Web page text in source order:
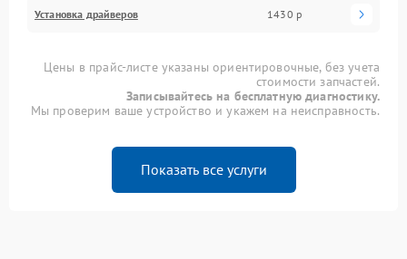
Установка драйверов 1430 р
Цены в прайс-листе указаны ориентировочные, без учета
стоимости запчастей.
Записывайтесь на бесплатную диагностику.
Мы проверим ваше устройство и укажем на неисправность.
Показать все услуги